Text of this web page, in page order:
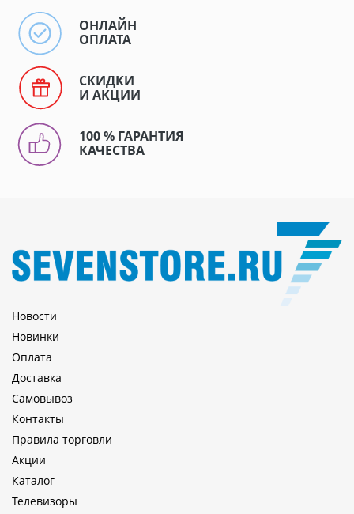
ОНЛАЙН
ОПЛАТА
СКИДКИ
И АКЦИИ
100 % ГАРАНТИЯ
КАЧЕСТВА
Новости
Новинки
Оплата
Доставка
Самовывоз
Контакты
Правила торговли
Акции
Каталог
Телевизоры